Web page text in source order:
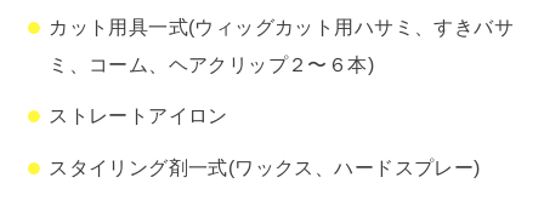
カット用具一式(ウィッグカット用ハサミ、すきバサ
ミ、コーム、ヘアクリップ２〜６本)
ストレートアイロン
スタイリング剤一式(ワックス、ハードスプレー)